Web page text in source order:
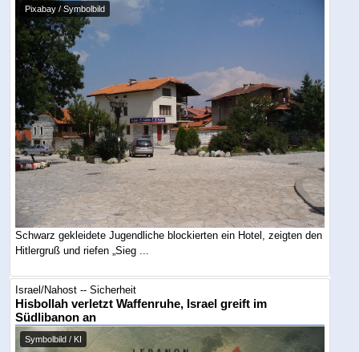
Pixabay / Symbolbild
Schwarz gekleidete Jugendliche blockierten ein Hotel, zeigten den
Hitlergruß und riefen „Sieg ...
Israel/Nahost -- Sicherheit
Hisbollah verletzt Waffenruhe, Israel greift im
Südlibanon an
Symbolbild / KI